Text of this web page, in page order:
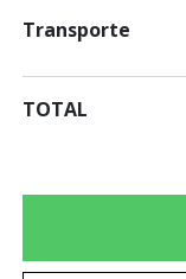
Transporte
TOTAL